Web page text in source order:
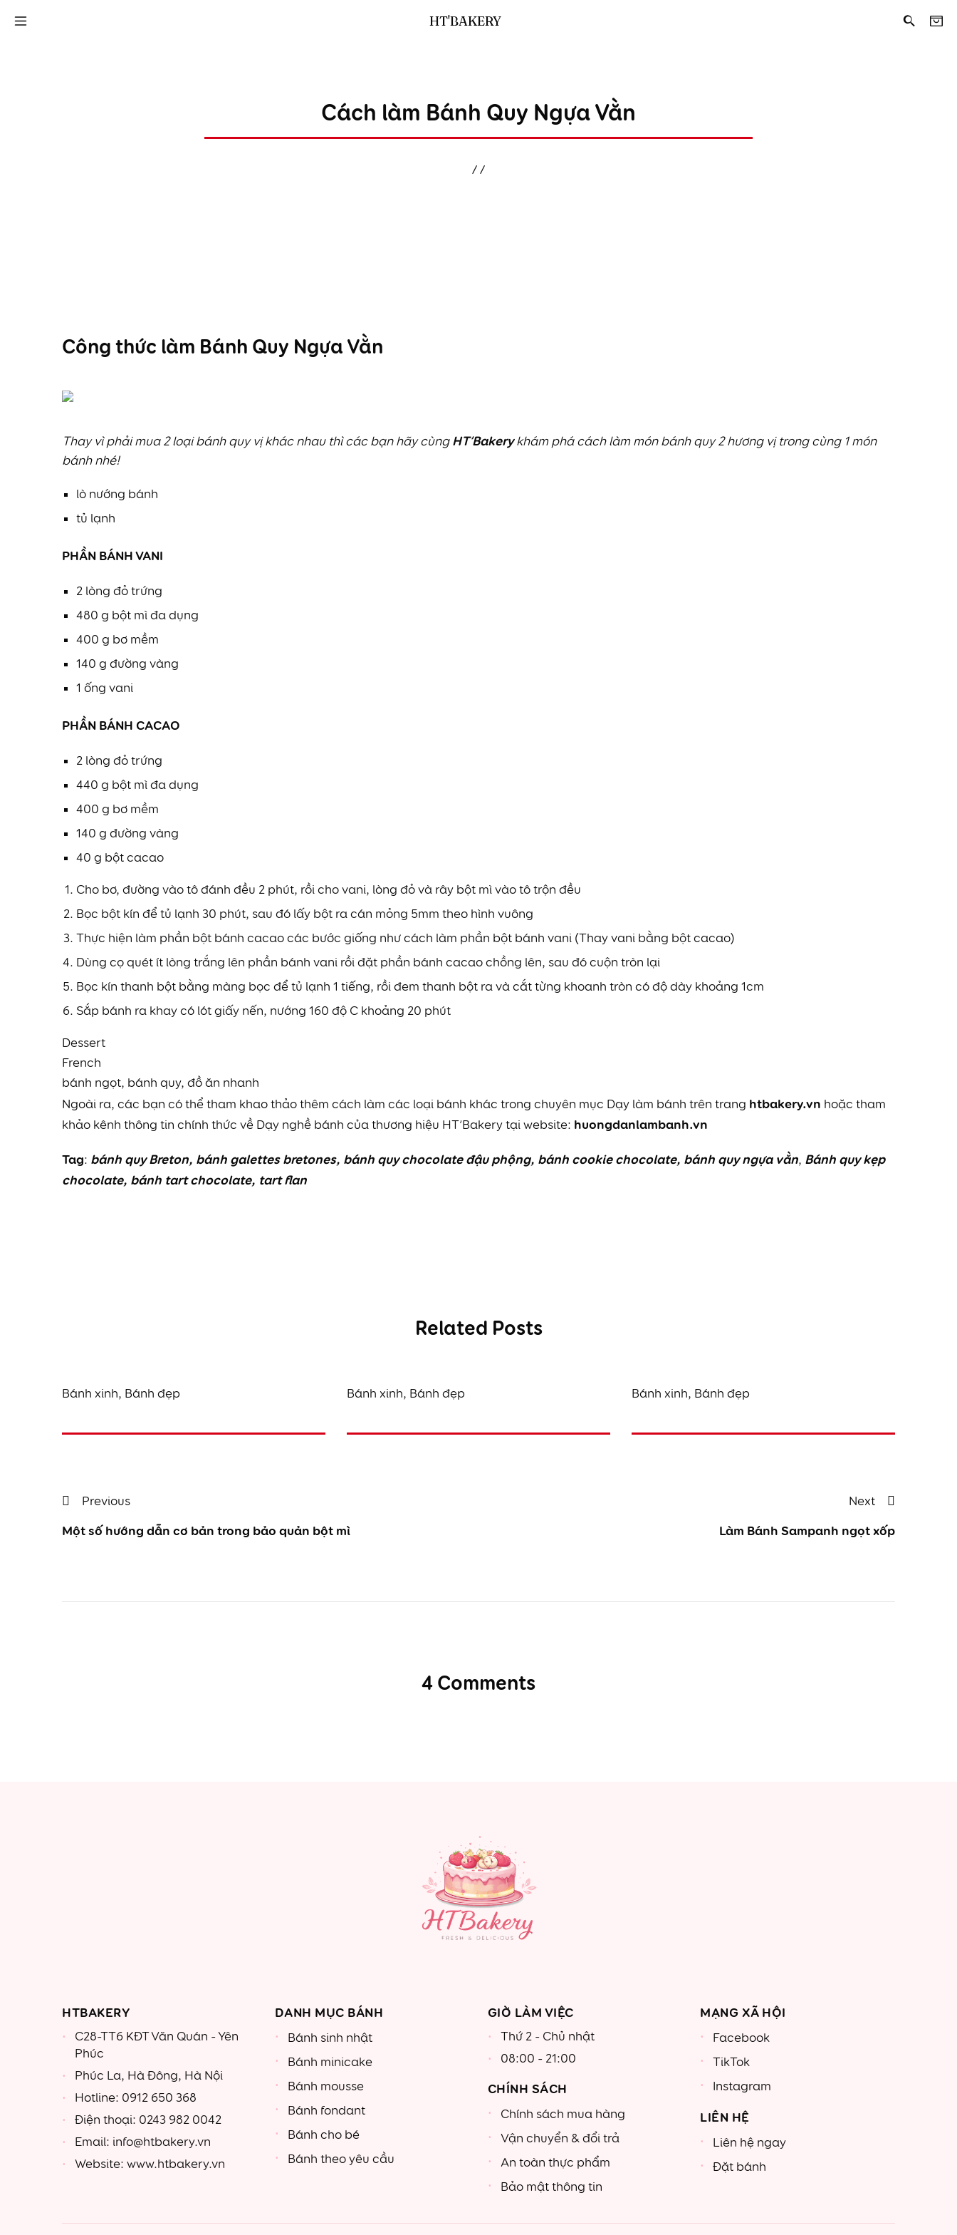
Cách làm Bánh Quy Ngựa Vằn
//
Công thức làm Bánh Quy Ngựa Vằn
Thay vì phải mua 2 loại bánh quy vị khác nhau thì các bạn hãy cùngHT’Bakerykhám phá cách làm món bánh quy 2 hương vị trong cùng 1 món
bánh nhé!
lò nướng bánh
tủ lạnh
PHẦN BÁNH VANI
2 lòng đỏ trứng
480 g bột mì đa dụng
400 g bơ mềm
140 g đường vàng
1 ống vani
PHẦN BÁNH CACAO
2 lòng đỏ trứng
440 g bột mì đa dụng
400 g bơ mềm
140 g đường vàng
40 g bột cacao
Cho bơ, đường vào tô đánh đều 2 phút, rồi cho vani, lòng đỏ và rây bột mì vào tô trộn đều
Bọc bột kín để tủ lạnh 30 phút, sau đó lấy bột ra cán mỏng 5mm theo hình vuông
Thực hiện làm phần bột bánh cacao các bước giống như cách làm phần bột bánh vani (Thay vani bằng bột cacao)
Dùng cọ quét ít lòng trắng lên phần bánh vani rồi đặt phần bánh cacao chồng lên, sau đó cuộn tròn lại
Bọc kín thanh bột bằng màng bọc để tủ lạnh 1 tiếng, rồi đem thanh bột ra và cắt từng khoanh tròn có độ dày khoảng 1cm
Sắp bánh ra khay có lót giấy nến, nướng 160 độ C khoảng 20 phút
Dessert
French
bánh ngọt, bánh quy, đồ ăn nhanh
Ngoài ra, các bạn có thể tham khao thảo thêm cách làm các loại bánh khác trong chuyên mục Dạy làm bánh trên trang htbakery.vn hoặc tham
khảo kênh thông tin chính thức về Dạy nghề bánh của thương hiệu HT’Bakery tại website: huongdanlambanh.vn
Tag: bánh quy Breton, bánh galettes bretones, bánh quy chocolate đậu phộng, bánh cookie chocolate, bánh quy ngựa vằn, Bánh quy kẹp
chocolate, bánh tart chocolate, tart flan
Related Posts
Bánh xinh, Bánh đẹp Bánh xinh, Bánh đẹp Bánh xinh, Bánh đẹp
Điều
hướng
viết
Previous
Previous
Một số hướng dẫn cơ bản trong bảo quản bột mì
Next
Next
Làm Bánh Sampanh ngọt xốp
4 Comments
HT'BAKERY
HTBAKERY
C28-TT6 KĐT Văn Quán - Yên
Phúc
Phúc La, Hà Đông, Hà Nội
Hotline: 0912 650 368
Điện thoại: 0243 982 0042
Email: info@htbakery.vn
Website: www.htbakery.vn
DANH MỤC BÁNH
Bánh sinh nhật
Bánh minicake
Bánh mousse
Bánh fondant
Bánh cho bé
Bánh theo yêu cầu
GIỜ LÀM VIỆC
Thứ 2 - Chủ nhật
08:00 - 21:00
CHÍNH SÁCH
Chính sách mua hàng
Vận chuyển & đổi trả
An toàn thực phẩm
Bảo mật thông tin
MẠNG XÃ HỘI
Facebook
TikTok
Instagram
LIÊN HỆ
Liên hệ ngay
Đặt bánh